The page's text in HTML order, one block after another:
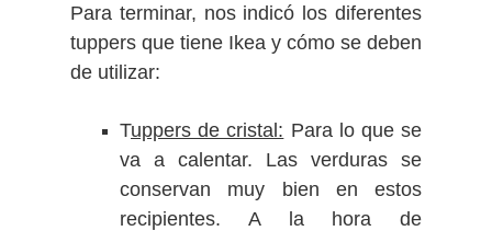
Para terminar, nos indicó los diferentes
tuppers que tiene Ikea y cómo se deben
de utilizar:
Tuppers de cristal: Para lo que se
va a calentar. Las verduras se
conservan muy bien en estos
recipientes. A la hora de